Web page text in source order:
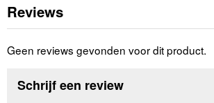
Reviews
Geen reviews gevonden voor dit product.
Schrijf een review